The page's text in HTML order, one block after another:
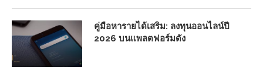
คู่มือหารายได้เสริม: ลงทุนออนไลน์ปี
2026 บนแพลตฟอร์มดัง